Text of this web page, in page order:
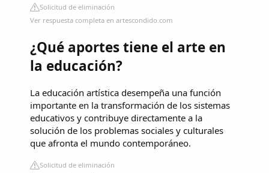
Solicitud de eliminación
Ver respuesta completa en artescondido.com
¿Qué aportes tiene el arte en
la educación?
La educación artística desempeña una función
importante en la transformación de los sistemas
educativos y contribuye directamente a la
solución de los problemas sociales y culturales
que afronta el mundo contemporáneo.
Solicitud de eliminación